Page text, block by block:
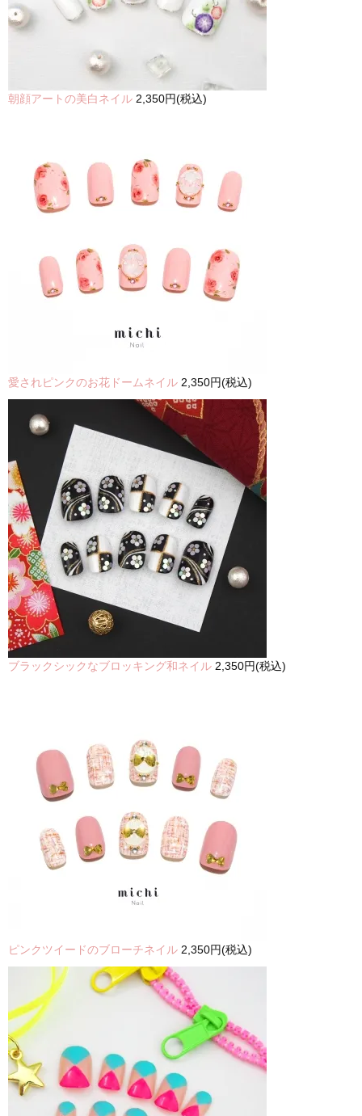
朝顔アートの美白ネイル 2,350円(税込)
愛されピンクのお花ドームネイル 2,350円(税込)
ブラックシックなブロッキング和ネイル 2,350円(税込)
ピンクツイードのブローチネイル 2,350円(税込)